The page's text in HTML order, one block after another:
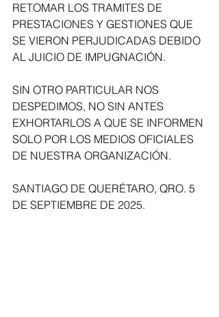
RETOMAR LOS TRAMITES DE
PRESTACIONES Y GESTIONES QUE
SE VIERON PERJUDICADAS DEBIDO
AL JUICIO DE IMPUGNACIÓN.
SIN OTRO PARTICULAR NOS
DESPEDIMOS, NO SIN ANTES
EXHORTARLOS A QUE SE INFORMEN
SOLO POR LOS MEDIOS OFICIALES
DE NUESTRA ORGANIZACIÓN.
SANTIAGO DE QUERÉTARO, QRO. 5
DE SEPTIEMBRE DE 2025.